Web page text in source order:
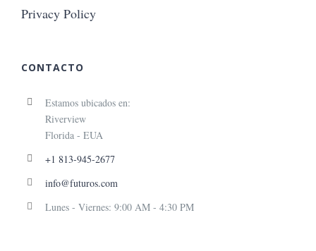
Privacy Policy
CONTACTO
Estamos ubicados en:
Riverview
Florida - EUA
+1 813-945-2677
info@futuros.com
Lunes - Viernes: 9:00 AM - 4:30 PM